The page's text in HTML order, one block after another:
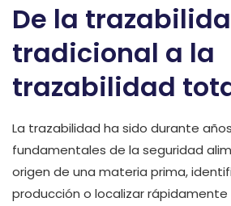
De la
tradicional a la
trazabilidad
La trazabilidad ha sido durante
fundamentales de la seguridad
origen de una materia prima,
producción o localizar